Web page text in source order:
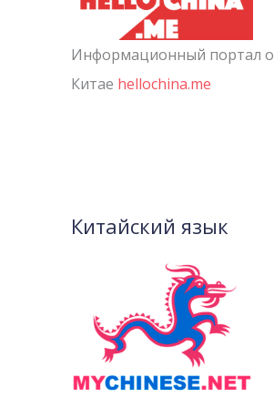
Информационный портал о
Китае hellochina.me
Китайский язык